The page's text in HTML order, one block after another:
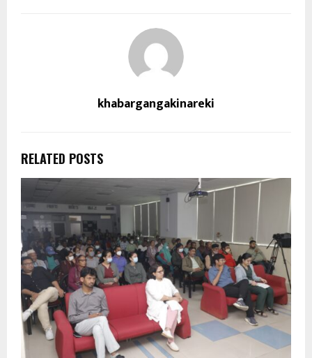
khabargangakinareki
RELATED POSTS